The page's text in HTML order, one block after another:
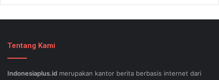
Tentang Kami
Indonesiaplus.id merupakan kantor berita berbasis internet dari